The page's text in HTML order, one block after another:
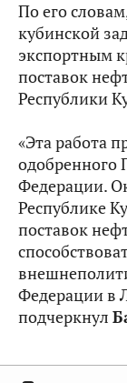
По его
кубинской
экспортным
поставок
Республики
«Эта работа
одобренного
Федерации.
Республике
поставок
Федерации в
подчеркнул